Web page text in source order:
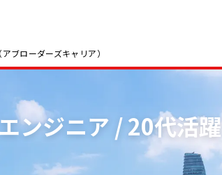
ブローダーズキャリア）
ンジニア / 20代活躍